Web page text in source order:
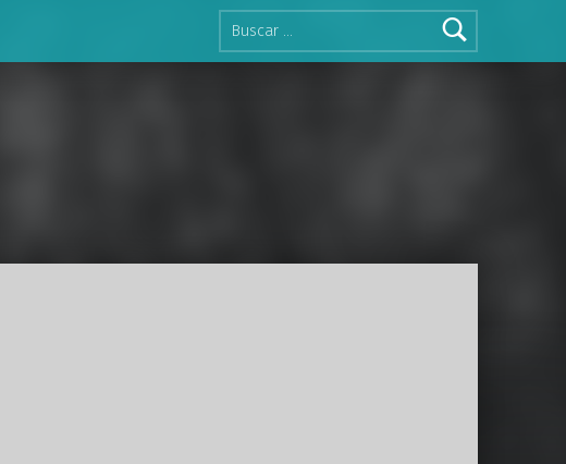
Buscar: